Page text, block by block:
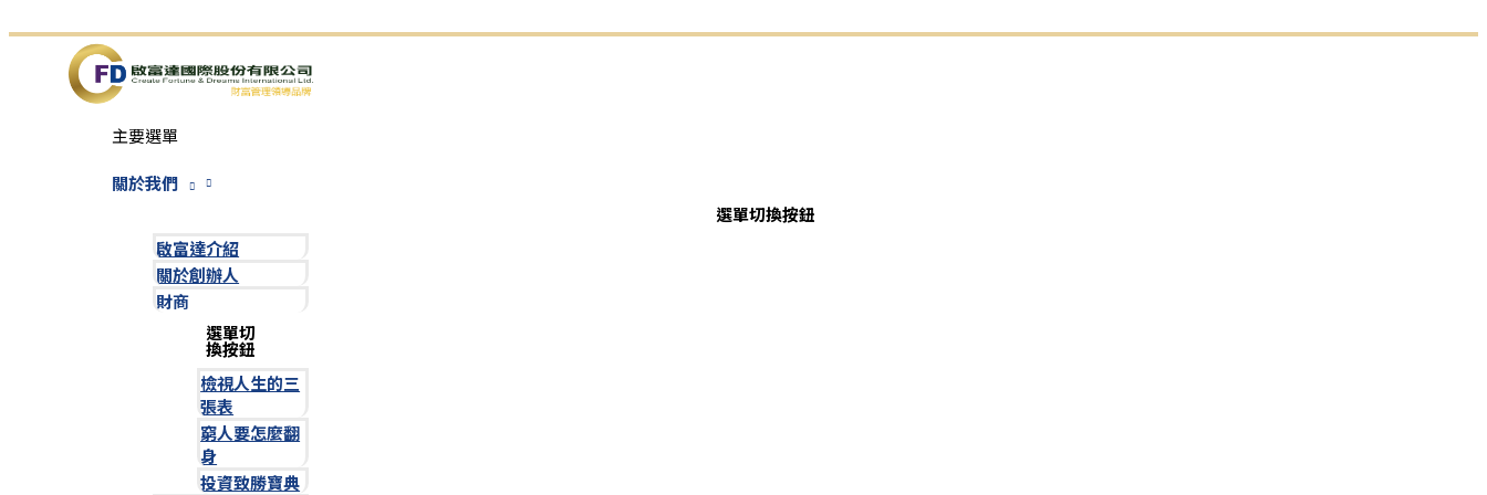
主要選單
關於我們
選單切換按鈕
啟富達介紹
關於創辦人
財商
選單切
換按鈕
檢視人生的三
張表
窮人要怎麼翻
身
投資致勝寶典